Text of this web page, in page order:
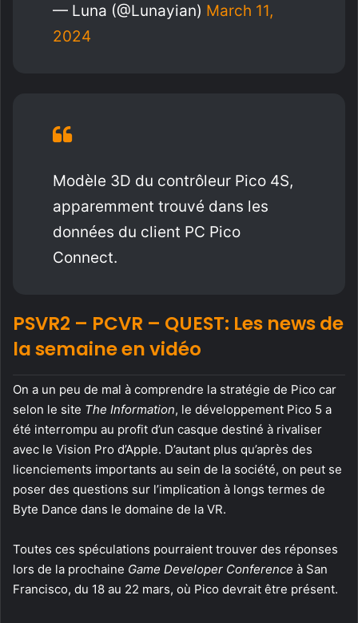
— Luna (@Lunayian) March 11,
2024
Modèle 3D du contrôleur Pico 4S,
apparemment trouvé dans les
données du client PC Pico
Connect.
PSVR2 – PCVR – QUEST: Les news de
la semaine en vidéo
On a un peu de mal à comprendre la stratégie de Pico car
selon le site The Information, le développement Pico 5 a
été interrompu au profit d’un casque destiné à rivaliser
avec le Vision Pro d’Apple. D’autant plus qu’après des
licenciements importants au sein de la société, on peut se
poser des questions sur l’implication à longs termes de
Byte Dance dans le domaine de la VR.
Toutes ces spéculations pourraient trouver des réponses
lors de la prochaine Game Developer Conference à San
Francisco, du 18 au 22 mars, où Pico devrait être présent.